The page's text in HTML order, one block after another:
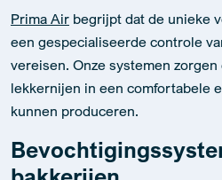
Prima Air begrijpt dat de unieke
een gespecialiseerde controle
vereisen. Onze systemen
lekkernijen in een comfortabele
kunnen produceren.